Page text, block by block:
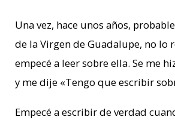
Una vez, hace unos años,
de la Virgen de Guadalupe, no lo
empecé a leer sobre ella. Se me
y me dije «Tengo que escribir
Empecé a escribir de verdad